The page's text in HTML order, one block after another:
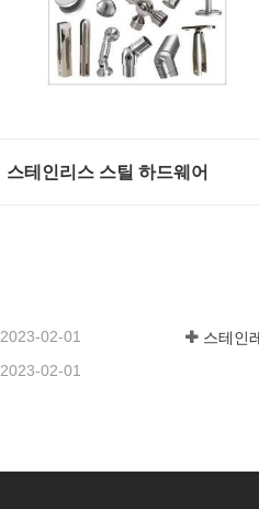
스테인리스 스틸 하드웨어
2023-02-01 스테인
2023-02-01